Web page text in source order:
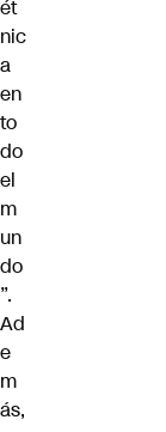
ét
nic
a
en
to
do
el
m
un
do
”.
Ad
e
m
ás,